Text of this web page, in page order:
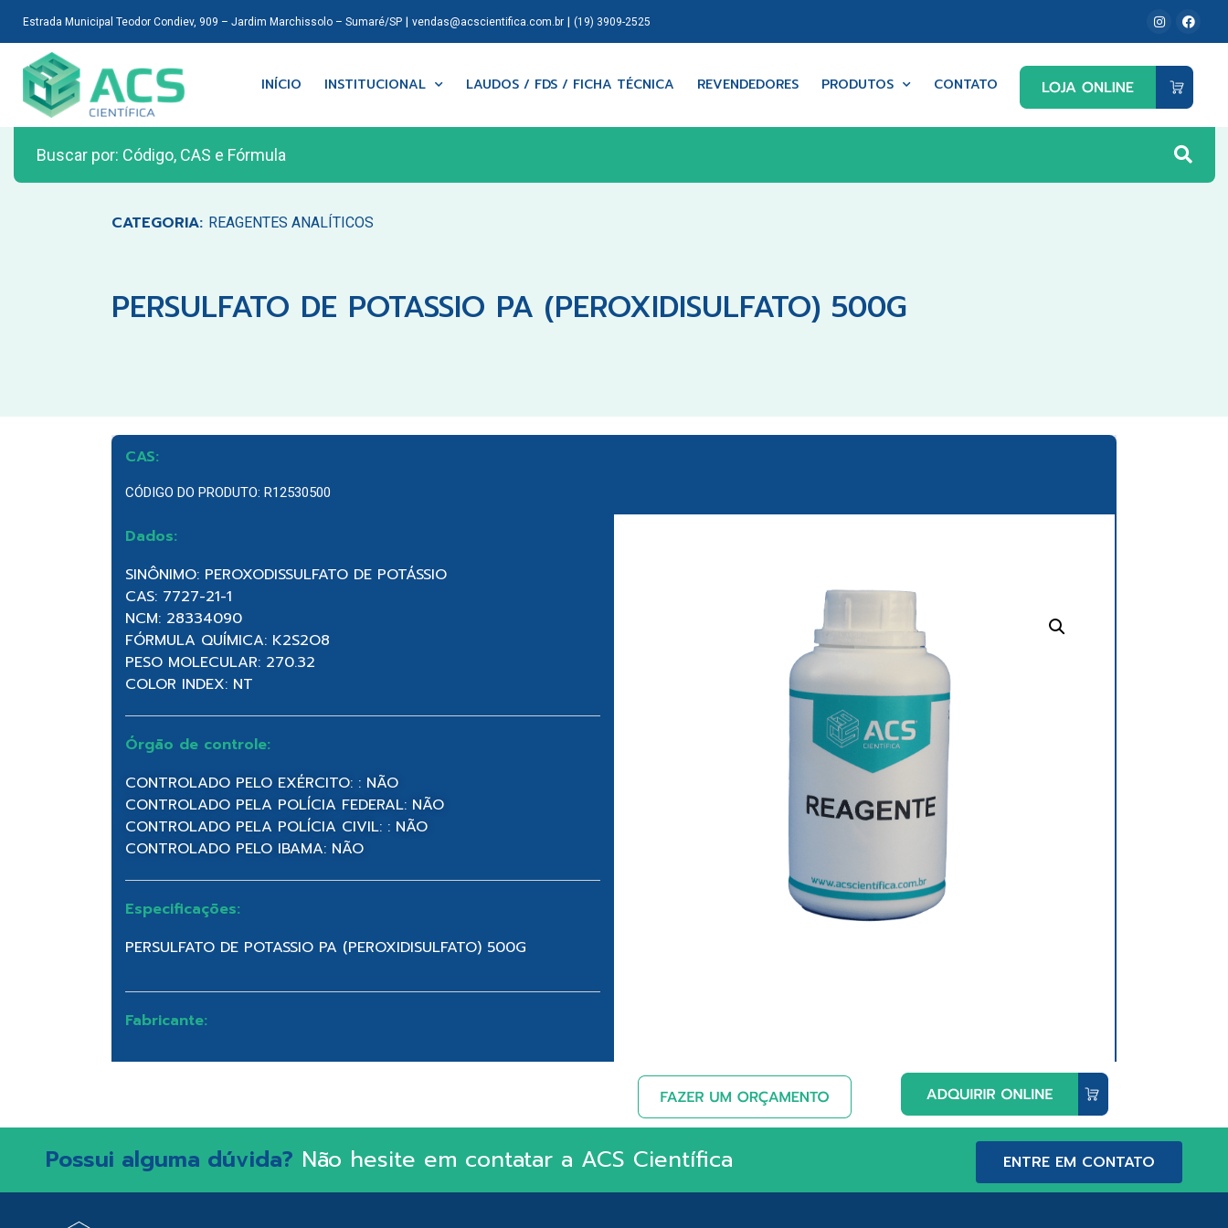
Estrada Municipal Teodor Condiev, 909 – Jardim Marchissolo – Sumaré/SP| vendas@acscientifica.com.br| (19) 3909-2525
INÍCIO INSTITUCIONAL LAUDOS / FDS / FICHA TÉCNICA REVENDEDORES PRODUTOS CONTATO
CATEGORIA: REAGENTES ANALÍTICOS
PERSULFATO DE POTASSIO PA (PEROXIDISULFATO) 500G
CAS:
CÓDIGO DO PRODUTO: R12530500
Dados:
SINÔNIMO: PEROXODISSULFATO DE POTÁSSIO
CAS: 7727-21-1
NCM: 28334090
FÓRMULA QUÍMICA: K2S2O8
PESO MOLECULAR: 270.32
COLOR INDEX: NT
Órgão de controle:
CONTROLADO PELO EXÉRCITO: : NÃO
CONTROLADO PELA POLÍCIA FEDERAL: NÃO
CONTROLADO PELA POLÍCIA CIVIL: : NÃO
CONTROLADO PELO IBAMA: NÃO
Especificações:
PERSULFATO DE POTASSIO PA (PEROXIDISULFATO) 500G
Fabricante:
Possui alguma dúvida? Não hesite em contatar a ACS Científica ENTRE EM CONTATO